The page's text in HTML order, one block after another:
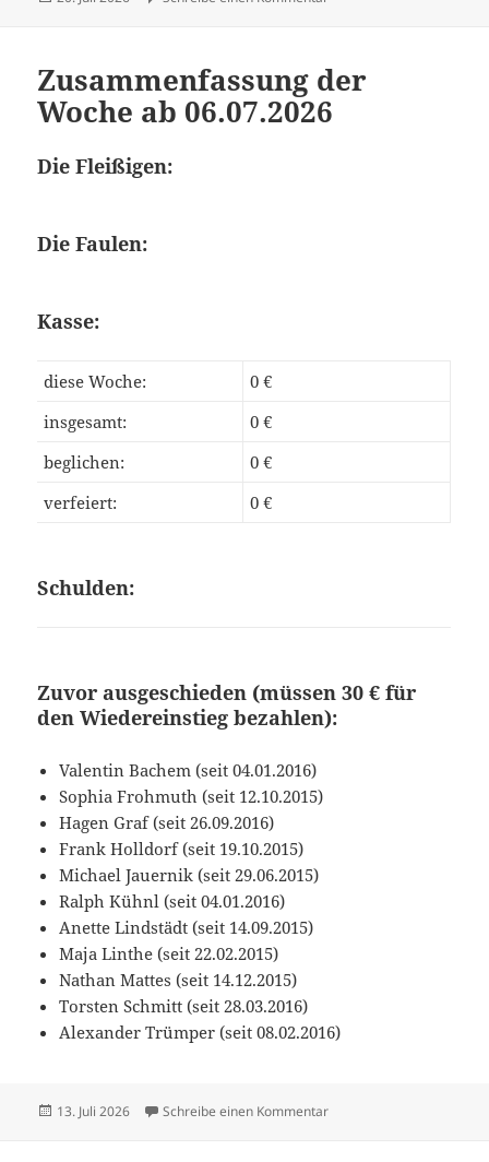
Zusammenfassung der
Woche ab 06.07.2026
Die Fleißigen:
Die Faulen:
Kasse:
diese Woche:
0 €
insgesamt:
0 €
beglichen:
0 €
verfeiert:
0 €
Schulden:
Zuvor ausgeschieden (müssen 30 € für
den Wiedereinstieg bezahlen):
Valentin Bachem (seit 04.01.2016)
Sophia Frohmuth (seit 12.10.2015)
Hagen Graf (seit 26.09.2016)
Frank Holldorf (seit 19.10.2015)
Michael Jauernik (seit 29.06.2015)
Ralph Kühnl (seit 04.01.2016)
Anette Lindstädt (seit 14.09.2015)
Maja Linthe (seit 22.02.2015)
Nathan Mattes (seit 14.12.2015)
Torsten Schmitt (seit 28.03.2016)
Alexander Trümper (seit 08.02.2016)
Veröffentlicht
13. Juli 2026 Schreibe einen Kommentarzu Zusammenfassung